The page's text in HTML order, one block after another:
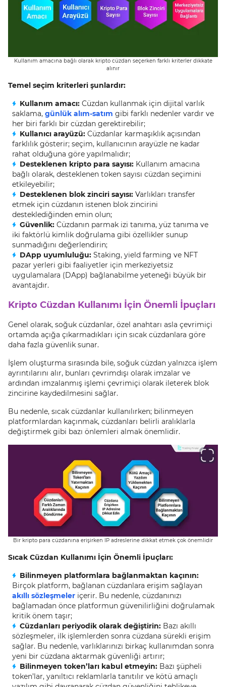
Kullanım amacına bağlı olarak kripto cüzdan seçerken farklı kriterler dikkate
alınır
Temel seçim kriterleri şunlardır:
Kullanım amacı: Cüzdan kullanmak için dijital varlık
saklama, günlük alım-satım gibi farklı nedenler vardır ve
her biri farklı bir cüzdan gerektirebilir;
Kullanıcı arayüzü: Cüzdanlar karmaşıklık açısından
farklılık gösterir; seçim, kullanıcının arayüzle ne kadar
rahat olduğuna göre yapılmalıdır;
Desteklenen kripto para sayısı: Kullanım amacına
bağlı olarak, desteklenen token sayısı cüzdan seçimini
etkileyebilir;
Desteklenen blok zinciri sayısı: Varlıkları transfer
etmek için cüzdanın istenen blok zincirini
desteklediğinden emin olun;
Güvenlik: Cüzdanın parmak izi tanıma, yüz tanıma ve
iki faktörlü kimlik doğrulama gibi özellikler sunup
sunmadığını değerlendirin;
DApp uyumluluğu: Staking, yield farming ve NFT
pazar yerleri gibi faaliyetler için merkeziyetsiz
uygulamalara (DApp) bağlanabilme yeteneği büyük bir
avantajdır.
Kripto Cüzdan Kullanımı İçin Önemli İpuçları
Genel olarak, soğuk cüzdanlar, özel anahtarı asla çevrimiçi
ortamda açığa çıkarmadıkları için sıcak cüzdanlara göre
daha fazla güvenlik sunar.
İşlem oluşturma sırasında bile, soğuk cüzdan yalnızca işlem
ayrıntılarını alır, bunları çevrimdışı olarak imzalar ve
ardından imzalanmış işlemi çevrimiçi olarak ileterek blok
zincirine kaydedilmesini sağlar.
Bu nedenle, sıcak cüzdanlar kullanılırken; bilinmeyen
platformlardan kaçınmak, cüzdanları belirli aralıklarla
değiştirmek gibi bazı önlemleri almak önemlidir.
Bir kripto para cüzdanına erişirken IP adreslerine dikkat etmek çok önemlidir
Sıcak Cüzdan Kullanımı İçin Önemli İpuçları:
Bilinmeyen platformlara bağlanmaktan kaçının:
Birçok platform, bağlanan cüzdanlara erişim sağlayan
akıllı sözleşmeler içerir. Bu nedenle, cüzdanınızı
bağlamadan önce platformun güvenilirliğini doğrulamak
kritik önem taşır;
Cüzdanları periyodik olarak değiştirin: Bazı akıllı
sözleşmeler, ilk işlemlerden sonra cüzdana sürekli erişim
sağlar. Bu nedenle, varlıklarınızı birkaç kullanımdan sonra
yeni bir cüzdana aktarmak güvenliği artırır;
Bilinmeyen token’ları kabul etmeyin: Bazı şüpheli
token’lar, yanıltıcı reklamlarla tanıtılır ve kötü amaçlı